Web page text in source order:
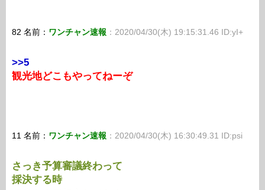
82 名前： ワンチャン速報 ：2020/04/30(木) 19:15:31.46 ID:yI+
>>5
観光地どこもやってねーぞ
11 名前： ワンチャン速報 ：2020/04/30(木) 16:30:49.31 ID:psi
さっき予算審議終わって
採決する時